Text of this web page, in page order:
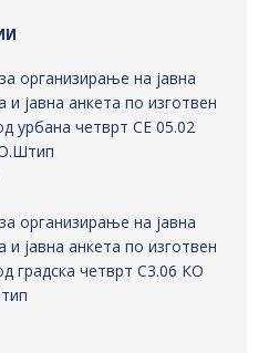
организирање на јавна
и јавна анкета по изготвен
урбана четврт СЕ 05.02
организирање на јавна
и јавна анкета по изготвен
градска четврт С3.06 КО